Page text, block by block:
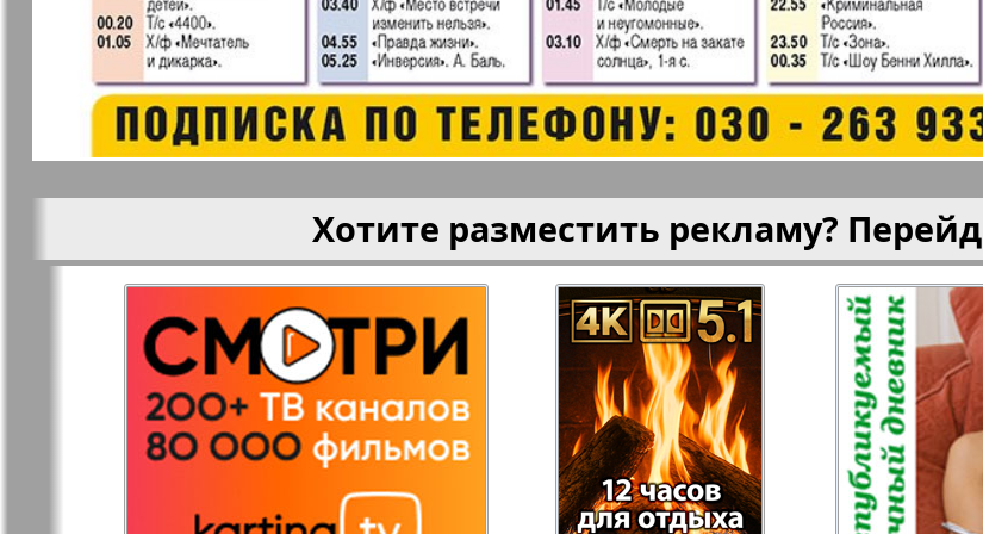
Кругозор Кругозор плюс! Kulinar TV
Le Voyageur Life in Франкфурт М-City
здоровья
МК Испания Мост-Израиль
Наш Иерусалим Наш мир
Наша Газета
Италия
Наше Турбюро Нескучная газета Новая Wолна
Хотите разместить рекламу?